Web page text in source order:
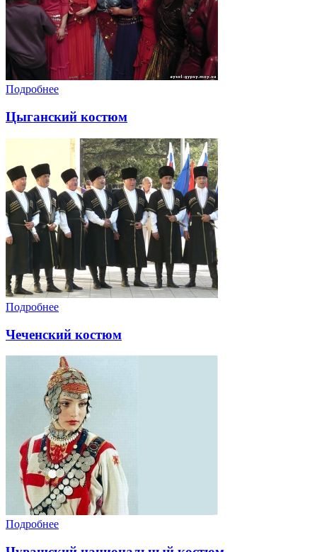
Подробнее
Цыганский костюм
Подробнее
Чеченский костюм
Подробнее